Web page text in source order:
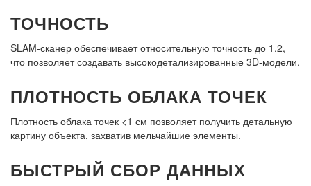
ТОЧНОСТЬ
SLAM-сканер обеспечивает относительную точность до 1.2,
что позволяет создавать высокодетализированные 3D-модели.
ПЛОТНОСТЬ ОБЛАКА ТОЧЕК
Плотность облака точек <1 см позволяет получить детальную
картину объекта, захватив мельчайшие элементы.
БЫСТРЫЙ СБОР ДАННЫХ